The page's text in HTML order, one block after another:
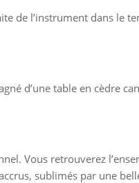
de l’instrument dans le
d’une table en cèdre
Vous retrouverez
sublimés par une